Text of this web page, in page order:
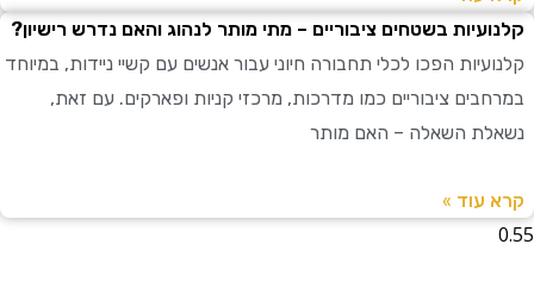
בשטחים ציבוריים – מתי מותר לנהוג והאם נדרש רישיון?
הפכו לכלי תחבורה חיוני עבור אנשים עם קשיי ניידות, במיוחד
ציבוריים כמו מדרכות, מרכזי קניות ופארקים. עם זאת,
השאלה – האם מותר
»